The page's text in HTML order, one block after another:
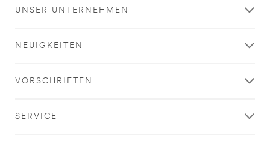
UNSER UNTERNEHMEN
NEUIGKEITEN
VORSCHRIFTEN
SERVICE